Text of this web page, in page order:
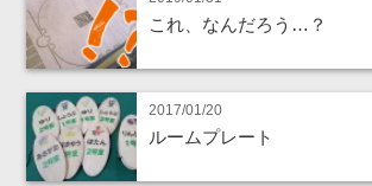
これ、なんだろう…？
2017/01/20
ルームプレート